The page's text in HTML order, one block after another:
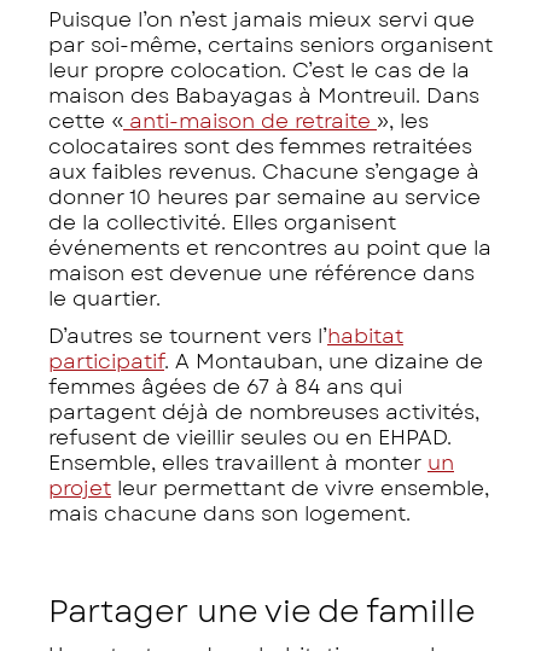
Puisque l’on n’est jamais mieux servi que
par soi-même, certains seniors organisent
leur propre colocation. C’est le cas de la
maison des Babayagas à Montreuil. Dans
cette « anti-maison de retraite », les
colocataires sont des femmes retraitées
aux faibles revenus. Chacune s’engage à
donner 10 heures par semaine au service
de la collectivité. Elles organisent
événements et rencontres au point que la
maison est devenue une référence dans
le quartier.
D’autres se tournent vers l’habitat
participatif. A Montauban, une dizaine de
femmes âgées de 67 à 84 ans qui
partagent déjà de nombreuses activités,
refusent de vieillir seules ou en EHPAD.
Ensemble, elles travaillent à monter un
projet leur permettant de vivre ensemble,
mais chacune dans son logement.
Partager une vie de famille